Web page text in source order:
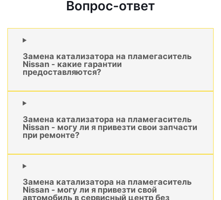
Вопрос-ответ
Замена катализатора на пламегаситель
Nissan - какие гарантии
предоставляются?
Замена катализатора на пламегаситель
Nissan - могу ли я привезти свои запчасти
при ремонте?
Замена катализатора на пламегаситель
Nissan - могу ли я привезти свой
автомобиль в сервисный центр без